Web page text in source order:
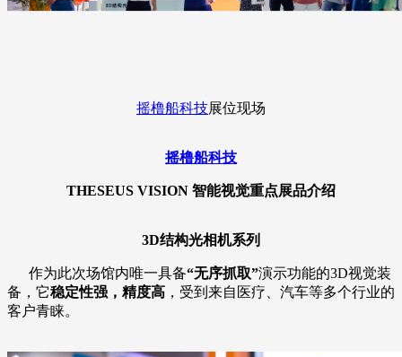
摇橹船科技展位现场
摇橹船科技
THESEUS VISION 智能视觉重点展品介绍
3D结构光相机系列
作为此次场馆内唯一具备“无序抓取”演示功能的3D视觉装
备，它稳定性强，精度高 ，受到来自医疗、汽车等多个行业的
客户青睐。